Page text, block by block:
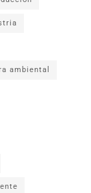
ambiental